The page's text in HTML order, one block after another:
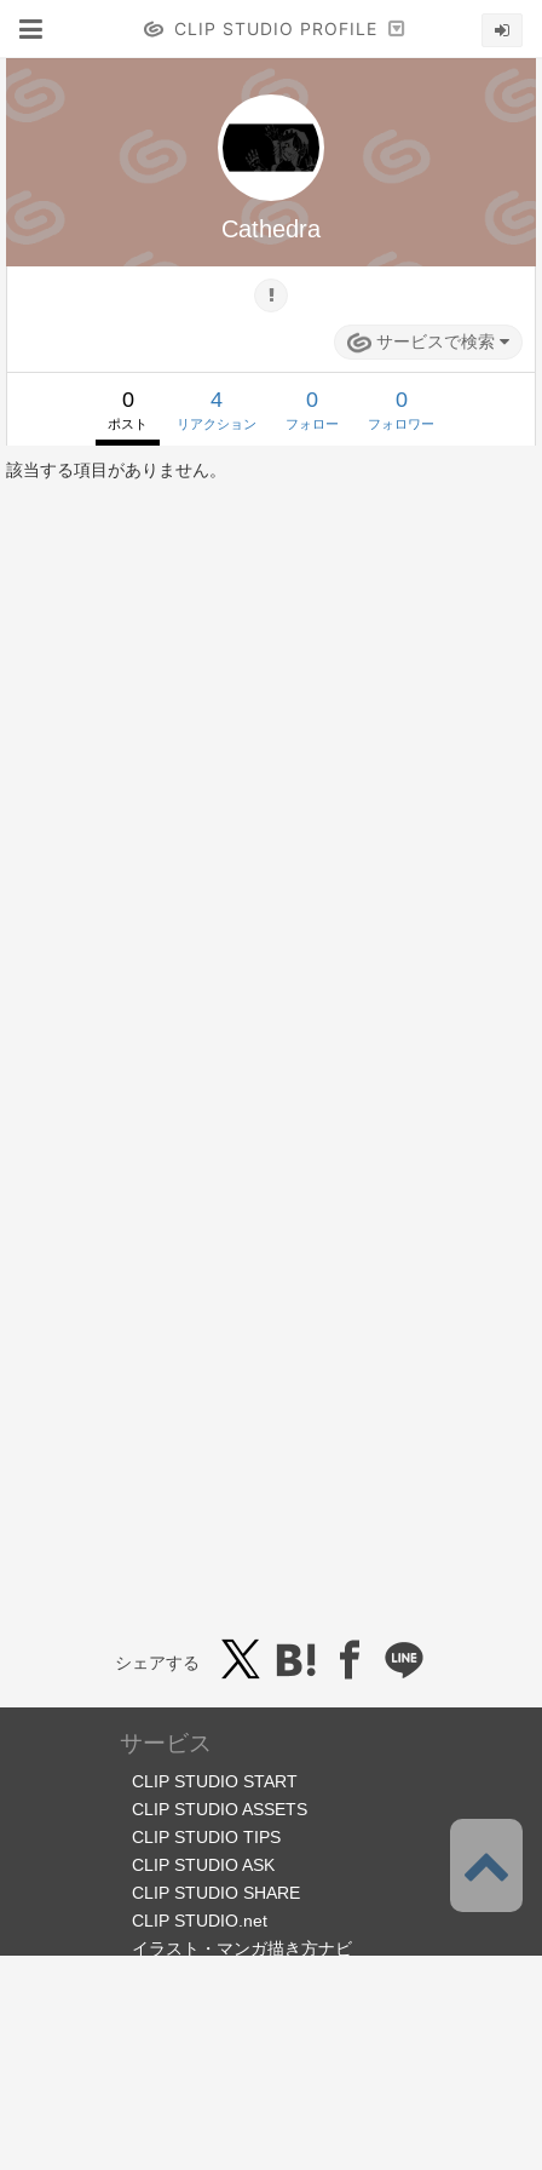
CLIP STUDIO PROFILE
Cathedra
サービスで検索
0
ポスト
4
リアクション
0
フォロー
0
フォロワー
該当する項目がありません。
シェアする
サービス
CLIP STUDIO START
CLIP STUDIO ASSETS
CLIP STUDIO TIPS
CLIP STUDIO ASK
CLIP STUDIO SHARE
CLIP STUDIO.net
イラスト・マンガ描き方ナビ